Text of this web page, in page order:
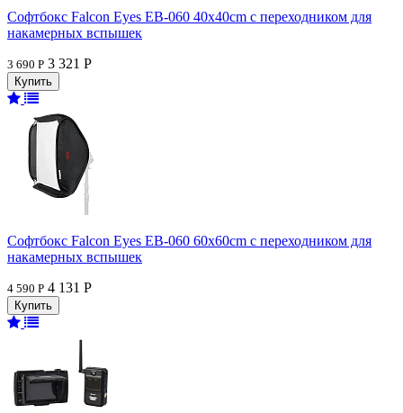
Софтбокс Falcon Eyes EB-060 40x40cm с переходником для
накамерных вспышек
3 690 Р 3 321 Р
Софтбокс Falcon Eyes EB-060 60x60cm с переходником для
накамерных вспышек
4 590 Р 4 131 Р